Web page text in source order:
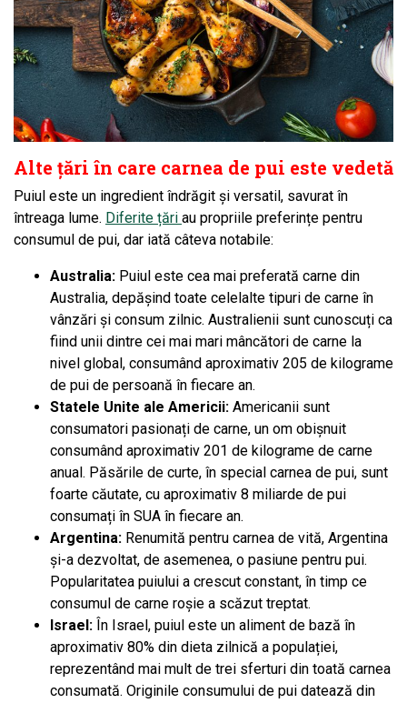
Alte țări în care carnea de pui este vedetă
Puiul este un ingredient îndrăgit și versatil, savurat în
întreaga lume. Diferite țări au propriile preferințe pentru
consumul de pui, dar iată câteva notabile:
Australia: Puiul este cea mai preferată carne din
Australia, depășind toate celelalte tipuri de carne în
vânzări și consum zilnic. Australienii sunt cunoscuți ca
fiind unii dintre cei mai mari mâncători de carne la
nivel global, consumând aproximativ 205 de kilograme
de pui de persoană în fiecare an.
Statele Unite ale Americii: Americanii sunt
consumatori pasionați de carne, un om obișnuit
consumând aproximativ 201 de kilograme de carne
anual. Păsările de curte, în special carnea de pui, sunt
foarte căutate, cu aproximativ 8 miliarde de pui
consumați în SUA în fiecare an.
Argentina: Renumită pentru carnea de vită, Argentina
și-a dezvoltat, de asemenea, o pasiune pentru pui.
Popularitatea puiului a crescut constant, în timp ce
consumul de carne roșie a scăzut treptat.
Israel: În Israel, puiul este un aliment de bază în
aproximativ 80% din dieta zilnică a populației,
reprezentând mai mult de trei sferturi din toată carnea
consumată. Originile consumului de pui datează din